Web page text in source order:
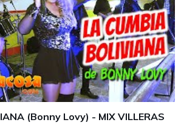
(Bonny Lovy) - MIX VILLERAS